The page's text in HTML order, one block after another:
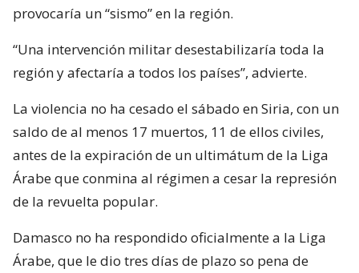
provocaría un “sismo” en la región.
“Una intervención militar desestabilizaría toda la
región y afectaría a todos los países”, advierte.
La violencia no ha cesado el sábado en Siria, con un
saldo de al menos 17 muertos, 11 de ellos civiles,
antes de la expiración de un ultimátum de la Liga
Árabe que conmina al régimen a cesar la represión
de la revuelta popular.
Damasco no ha respondido oficialmente a la Liga
Árabe, que le dio tres días de plazo so pena de